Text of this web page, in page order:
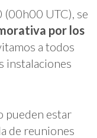
(00h00 UTC), se
por los
a todos
instalaciones
pueden estar
de reuniones